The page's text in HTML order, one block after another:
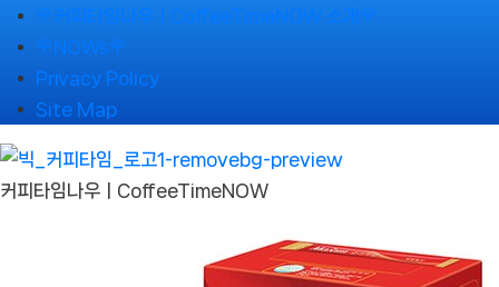
Skip
to
content
🌹커피타임나우ㅣCoffeeTimeNOW 소개🌹
🌹NOWs🌹
Privacy Policy
Site Map
커피타임나우ㅣCoffeeTimeNOW